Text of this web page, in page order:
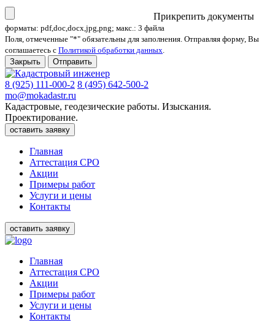
Прикрепить документы
форматы: pdf,doc,docx,jpg,png; макс.: 3 файла
Поля, отмеченные "*" обязательны для заполнения. Отправляя форму, Вы
соглашаетесь с Политикой обработки данных
Закрыть
Отправить
8 (925) 111-000-2 8 (495) 642-500-2
mo@mokadastr.ru
Кадастровые, геодезические работы. Изыскания.
Проектирование.
оставить заявку
Главная
Аттестация СРО
Акции
Примеры работ
Услуги и цены
Контакты
оставить заявку
Главная
Аттестация СРО
Акции
Примеры работ
Услуги и цены
Контакты